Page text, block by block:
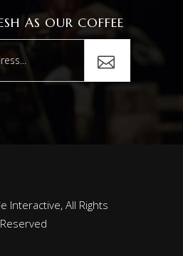
AS OUR COFFEE
Interactive, All Rights
Reserved